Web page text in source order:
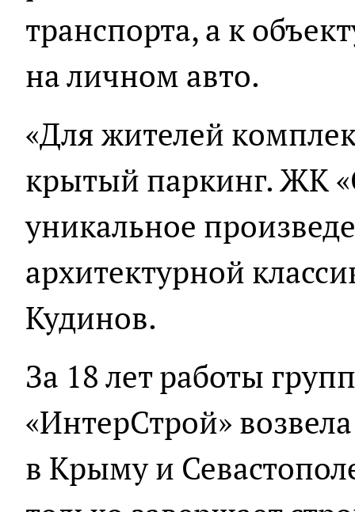
транспорта, а к
на личном авто.
«Для жителей
крытый паркинг. ЖК
уникальное
архитектурной
Кудинов.
За 18 лет работы
«ИнтерСтрой»
в Крыму и